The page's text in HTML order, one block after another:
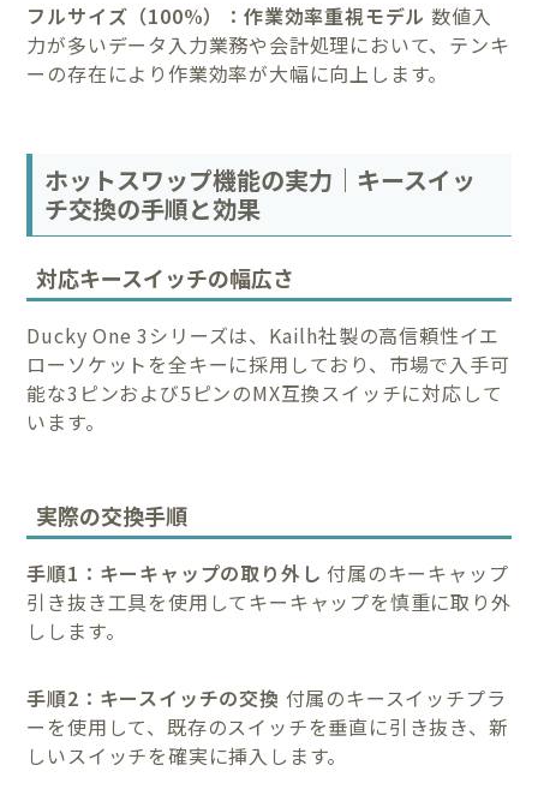
フルサイズ（100%）：作業効率重視モデル 数値入
力が多いデータ入力業務や会計処理において、テンキ
ーの存在により作業効率が大幅に向上します。
ホットスワップ機能の実力｜キースイッ
チ交換の手順と効果
対応キースイッチの幅広さ
Ducky One 3シリーズは、Kailh社製の高信頼性イエ
ローソケットを全キーに採用しており、市場で入手可
能な3ピンおよび5ピンのMX互換スイッチに対応して
います。
実際の交換手順
手順1：キーキャップの取り外し 付属のキーキャップ
引き抜き工具を使用してキーキャップを慎重に取り外
しします。
手順2：キースイッチの交換 付属のキースイッチプラ
ーを使用して、既存のスイッチを垂直に引き抜き、新
しいスイッチを確実に挿入します。